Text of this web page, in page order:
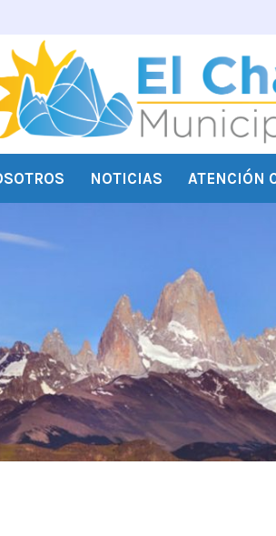
NOTICIAS ATENCIÓN